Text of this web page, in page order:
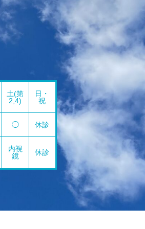
土(第
2,4)
日・
祝
◯ 休診
内視
鏡
休診